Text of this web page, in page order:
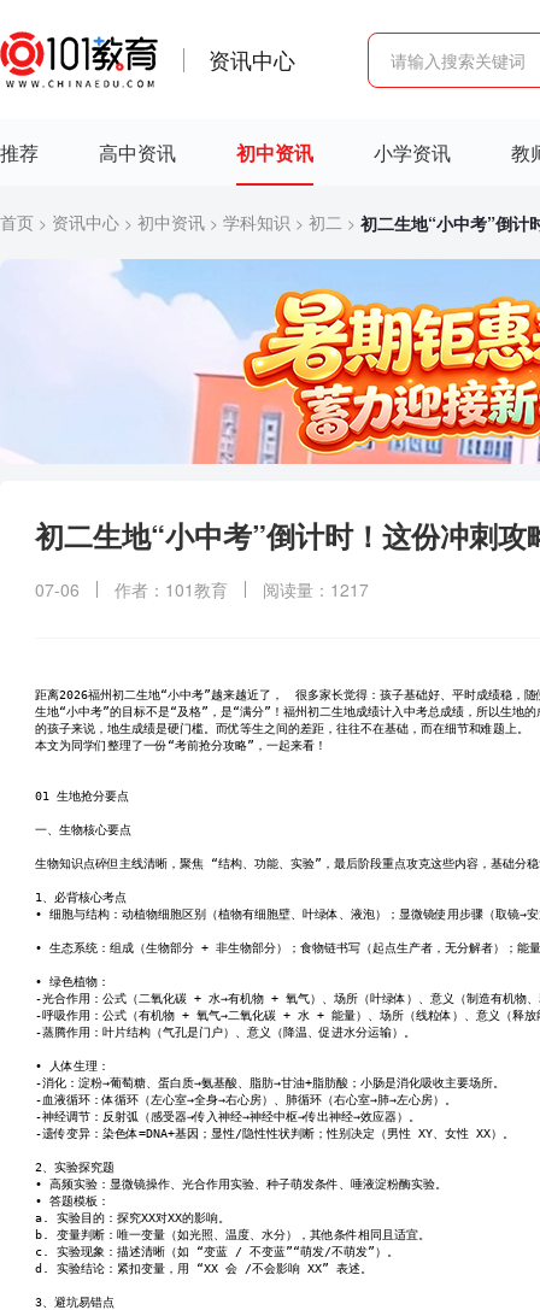
资讯中心
推荐 高中资讯 初中资讯 小学资讯 教
首页 > 资讯中心 > 初中资讯 > 学科知识 > 初二 > 初二生地“小中考”倒
初二生地“小中考”倒计时！这份冲刺
07-06 作者：101教育 阅读量：1217
距离2026福州初二生地“小中考”越来越近了，	很多家长觉得：孩子基础
生地“小中考”的目标不是“及格”，是“满分”！福州初二生地成绩计入中考总成绩，所以生地
的孩子来说，地生成绩是硬门槛。而优等生之间的差距，往往不在基础，而在细节和难题上。
本文为同学们整理了一份“考前抢分攻略”，一起来看！
01 生地抢分要点
一、生物核心要点
生物知识点碎但主线清晰，聚焦 “结构、功能、实验”，最后阶段重点攻克这些内容，基础分
1、必背核心考点
• 细胞与结构：动植物细胞区别（植物有细胞壁、叶绿体、液泡）；显微镜使用步骤（取镜
• 生态系统：组成（生物部分 + 非生物部分）；食物链书写（起点生产者，无分解者）；能
• 绿色植物：
-光合作用：公式（二氧化碳 + 水→有机物 + 氧气）、场所（叶绿体）、意义（制造有机物、
-呼吸作用：公式（有机物 + 氧气→二氧化碳 + 水 + 能量）、场所（线粒体）、意义（释放
-蒸腾作用：叶片结构（气孔是门户）、意义（降温、促进水分运输）。
• 人体生理：
-消化：淀粉→葡萄糖、蛋白质→氨基酸、脂肪→甘油+脂肪酸；小肠是消化吸收主要场所。
-血液循环：体循环（左心室→全身→右心房）、肺循环（右心室→肺→左心房）。
-神经调节：反射弧（感受器→传入神经→神经中枢→传出神经→效应器）。
-遗传变异：染色体=DNA+基因；显性/隐性性状判断；性别决定（男性 XY、女性 XX）。
2、实验探究题
• 高频实验：显微镜操作、光合作用实验、种子萌发条件、唾液淀粉酶实验。
• 答题模板：
a. 实验目的：探究XX对XX的影响。
b. 变量判断：唯一变量（如光照、温度、水分），其他条件相同且适宜。
c. 实验现象：描述清晰（如 “变蓝 / 不变蓝”“萌发/不萌发”）。
d. 实验结论：紧扣变量，用 “XX 会 /不会影响 XX” 表述。
3、避坑易错点